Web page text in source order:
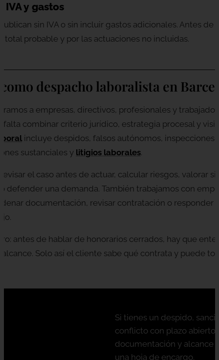
y gastos
sin IVA o sin incluir gastos adicionales. Antes de
total probable y por las actuaciones no incluidas.
despacho laboralista en
a empresas, directivos, profesionales y
combinar criterio jurídico, estrategia procesal y
incluye despidos, falsos autónomos,
sustanciales y litigios laborales.
el caso antes de actuar, calcular riesgos, valorar
defender una demanda. También trabajamos con
documentación, revisar contratación o responder
antes de hablar de honorarios cerrados, hay que
Solo así el cliente sabe qué contrata y puede
Si tienes un despido,
conflicto con plazo
documentación y alcance
una hoja de encargo.